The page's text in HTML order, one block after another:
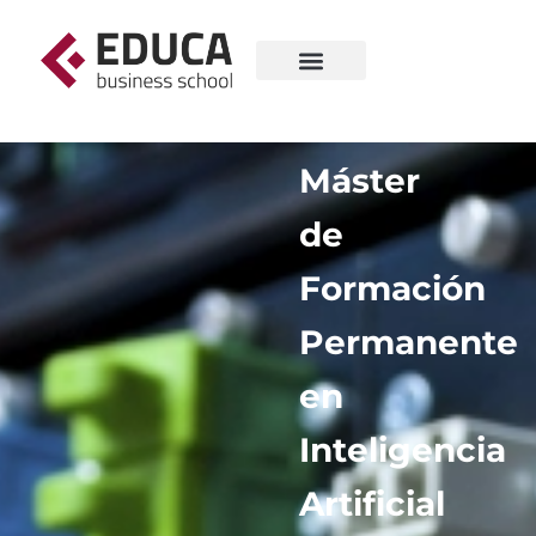
Máster
de
Formación
Permanente
en
Inteligencia
Artificial